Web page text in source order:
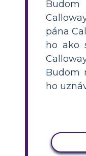
pána
ho ako
Budom
ho